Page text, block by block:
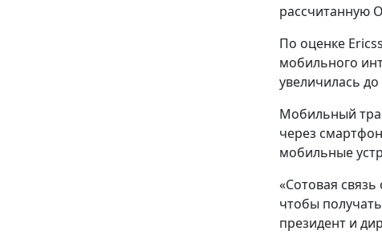
рассчитанную
По оценке
мобильного
увеличилась
Мобильный
через
мобильные
«Сотовая
чтобы
президент и